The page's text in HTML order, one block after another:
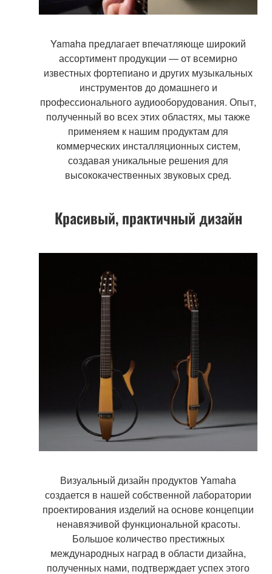
Yamaha предлагает впечатляюще широкий
ассортимент продукции — от всемирно
известных фортепиано и других музыкальных
инструментов до домашнего и
профессионального аудиооборудования. Опыт,
полученный во всех этих областях, мы также
применяем к нашим продуктам для
коммерческих инсталляционных систем,
создавая уникальные решения для
высококачественных звуковых сред.
Красивый, практичный дизайн
Визуальный дизайн продуктов Yamaha
создается в нашей собственной лаборатории
проектирования изделий на основе концепции
ненавязчивой функциональной красоты.
Большое количество престижных
международных наград в области дизайна,
полученных нами, подтверждает успех этого